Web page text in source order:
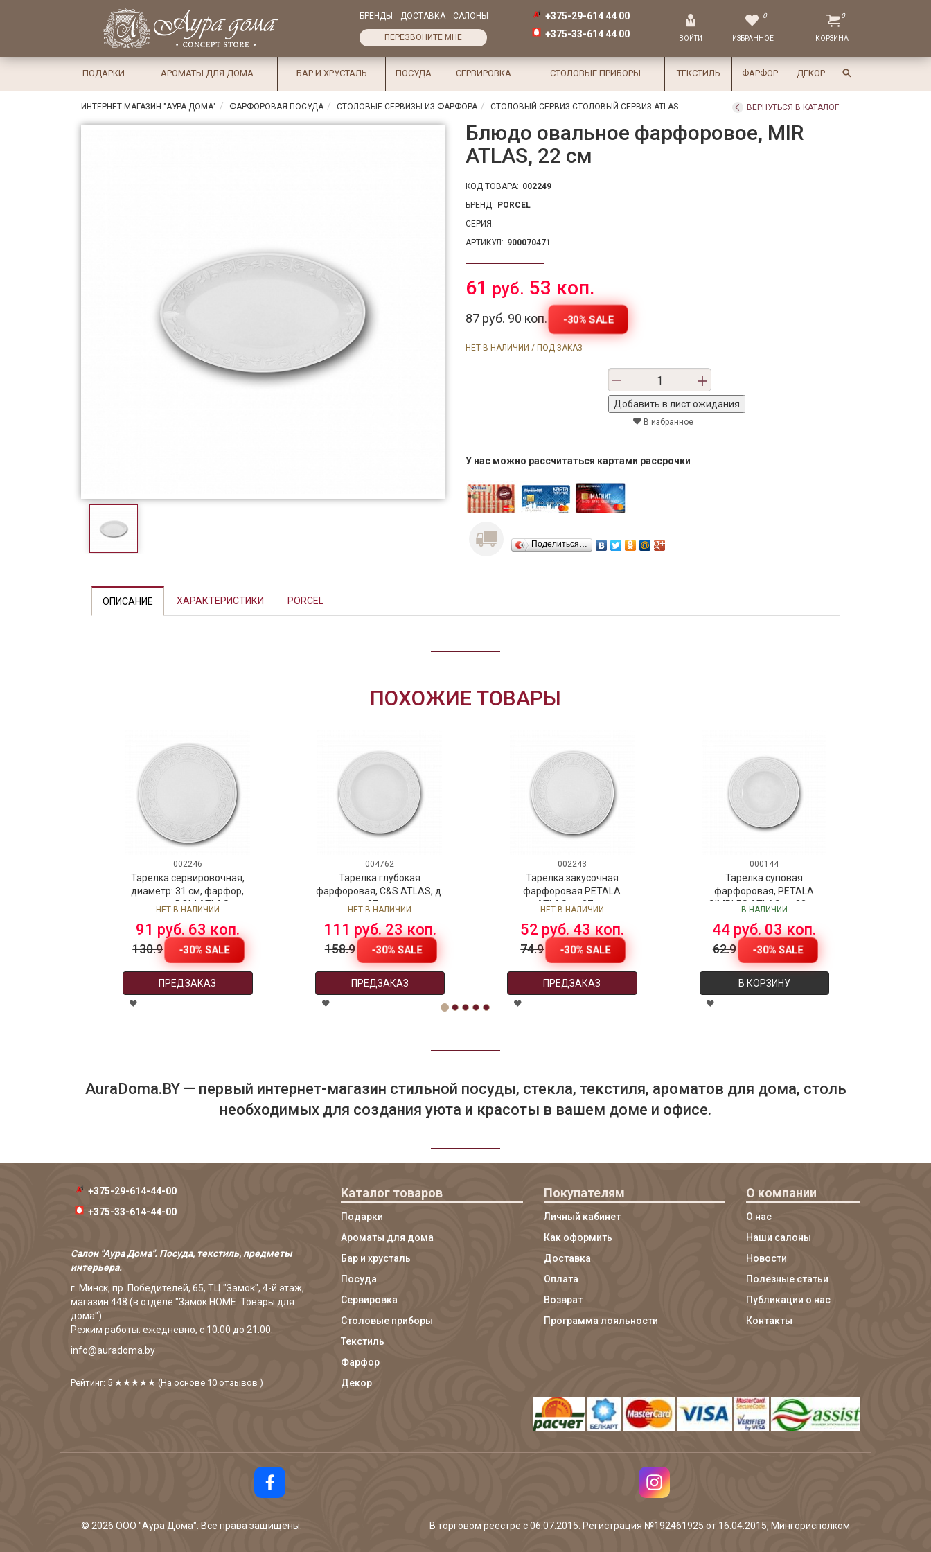
Избранное
×
СалоныДоставка
Оплата
Подарки
Ароматы
для дома
БРЕНДЫ ДОСТАВКА САЛОНЫ
ПЕРЕЗВОНИТЕ МНЕ
+375-29-614 44 00
+375-33-614 44 00
ВОЙТИ
0
ИЗБРАННОЕ
0
КОРЗИНА
ПОДАРКИ АРОМАТЫ ДЛЯ ДОМА БАР И ХРУСТАЛЬ ПОСУДА СЕРВИРОВКА СТОЛОВЫЕ ПРИБОРЫ ТЕКСТИЛЬ ФАРФОР ДЕКОР
ИНТЕРНЕТ-МАГАЗИН "АУРА ДОМА" ФАРФОРОВАЯ ПОСУДА СТОЛОВЫЕ СЕРВИЗЫ ИЗ ФАРФОРА СТОЛОВЫЙ СЕРВИЗ СТОЛОВЫЙ СЕРВИЗ ATLAS ВЕРНУТЬСЯ В КАТАЛОГ
Блюдо овальное фарфоровое, MIR
ATLAS, 22 см
КОД ТОВАРА: 002249
БРЕНД: PORCEL
СЕРИЯ:
АРТИКУЛ: 900070471
61 руб. 53 коп.
87 руб. 90 коп. -30% SALE
НЕТ В НАЛИЧИИ / ПОД ЗАКАЗ
В избранное
У нас можно рассчитаться картами рассрочки
Поделиться…
ОПИСАНИЕ ХАРАКТЕРИСТИКИ PORCEL
ПОХОЖИЕ ТОВАРЫ
002246
Тарелка сервировочная,
диаметр: 31 см, фарфор,
серия DOM ATLAS
НЕТ В НАЛИЧИИ
91 руб. 63 коп.
130.9 -30% SALE
ПРЕДЗАКАЗ
004762
Тарелка глубокая
фарфоровая, C&S ATLAS, д.
27 см
НЕТ В НАЛИЧИИ
111 руб. 23 коп.
158.9 -30% SALE
ПРЕДЗАКАЗ
002243
Тарелка закусочная
фарфоровая PETALA
ATLAS, д. 27 см
НЕТ В НАЛИЧИИ
52 руб. 43 коп.
74.9 -30% SALE
ПРЕДЗАКАЗ
000144
Тарелка суповая
фарфоровая, PETALA
SIMPLES ATLAS, д. 22 см
В НАЛИЧИИ
44 руб. 03 коп.
62.9 -30% SALE
В КОРЗИНУ
AuraDoma.BY — первый интернет-магазин стильной посуды, стекла, текстиля, ароматов для дома, столь
необходимых для создания уюта и красоты в вашем доме и офисе.
+375-29-614-44-00
+375-33-614-44-00
Салон "Аура Дома". Посуда, текстиль, предметы
интерьера.
г. Минск, пр. Победителей, 65, ТЦ "Замок", 4-й этаж,
магазин 448 (в отделе "Замок HOME. Товары для
дома").
Режим работы: ежедневно, с 10:00 до 21:00.
info@auradoma.by
Рейтинг: 5 ★★★★★ (На основе 10 отзывов )
Каталог товаров
Подарки
Ароматы для дома
Бар и хрусталь
Посуда
Сервировка
Столовые приборы
Текстиль
Фарфор
Декор
Покупателям
Личный кабинет
Как оформить
Доставка
Оплата
Возврат
Программа лояльности
О компании
О нас
Наши салоны
Новости
Полезные статьи
Публикации о нас
Контакты
© 2026 ООО "Аура Дома". Все права защищены. В торговом реестре с 06.07.2015. Регистрация №192461925 от 16.04.2015, Мингорисполком